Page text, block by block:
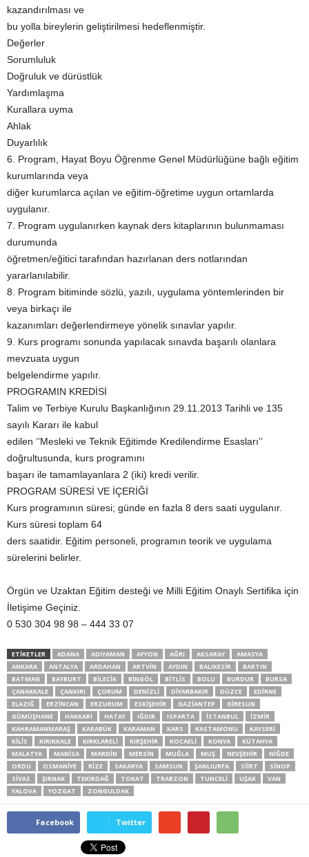
kazandırılması ve
bu yolla bireylerin geliştirilmesi hedeflenmiştir.
Değerler
Sorumluluk
Doğruluk ve dürüstlük
Yardımlaşma
Kurallara uyma
Ahlak
Duyarlılık
6. Program, Hayat Boyu Öğrenme Genel Müdürlüğüne bağlı eğitim
kurumlarında veya
diğer kurumlarca açılan ve eğitim-öğretime uygun ortamlarda
uygulanır.
7. Program uygulanırken kaynak ders kitaplarının bulunmaması
durumunda
öğretmen/eğitici tarafından hazırlanan ders notlarından
yararlanılabilir.
8. Program bitiminde sözlü, yazılı, uygulama yöntemlerinden bir
veya birkaçı ile
kazanımları değerlendirmeye yönelik sınavlar yapılır.
9. Kurs programı sonunda yapılacak sınavda başarılı olanlara
mevzuata uygun
belgelendirme yapılır.
PROGRAMIN KREDİSİ
Talim ve Terbiye Kurulu Başkanlığının 29.11.2013 Tarihli ve 135
sayılı Kararı ile kabul
edilen ‘’Mesleki ve Teknik Eğitimde Kredilendirme Esasları’’
doğrultusunda, kurs programını
başarı ile tamamlayanlara 2 (iki) kredi verilir.
PROGRAM SÜRESİ VE İÇERİĞİ
Kurs programının süresi; günde en fazla 8 ders saati uygulanır.
Kurs süresi toplam 64
ders saatidir. Eğitim personeli, programın teorik ve uygulama
sürelerini belirler.
Örgün ve Uzaktan Eğitim desteği ve Milli Eğitim Onaylı Sertifika için
İletişime Geçiniz.
0 530 304 98 98 – 444 33 07
ETİKETLER ADANA ADIYAMAN AFYON AĞRI AKSARAY
AMASYA
ANKARA
ANTALYA ARDAHAN ARTVIN AYDIN BALIKESIR
BARTIN
BATMAN
BAYBURT BILECIK BINGÖL BITLIS BOLU BURDUR
BURSA
ÇANAKKALE
ÇANKIRI ÇORUM DENIZLI DIYARBAKIR DÜZCE
EDIRNE
ELAZIĞ
ERZINCAN ERZURUM ESKIŞEHIR GAZIANTEP
GIRESUN
GÜMÜŞHANE
HAKKARI HATAY IĞDIR ISPARTA İSTANBUL
İZMIR
KAHRAMANMARAŞ
KARABÜK KARAMAN KARS KASTAMONU
KAYSERI
KILIS
KIRIKKALE KIRKLARELI KIRŞEHIR KOCAELI KONYA
KÜTAHYA
MALATYA
MANISA MARDIN MERSIN MUĞLA MUŞ NEVŞEHIR
NIĞDE
ORDU
OSMANIYE RIZE SAKARYA SAMSUN ŞANLIURFA SIIRT
SINOP
SIVAS
ŞIRNAK TEKIRDAĞ TOKAT TRABZON TUNCELI UŞAK
VAN
YALOVA
YOZGAT ZONGULDAK
Facebook Twitter